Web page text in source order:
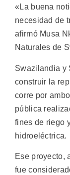
«La buena
necesidad de
afirmó Musa
Naturales de
Swazilandia y
construir la
corre por
pública
fines de riego
hidroeléctrica.
Ese proyecto,
fue